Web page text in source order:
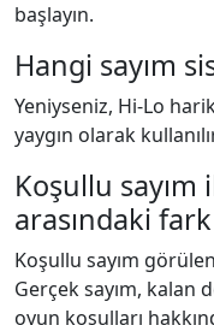
başlayın.
Hangi sayım
Yeniyseniz, Hi-Lo
yaygın olarak
Koşullu sayım
arasındaki
Koşullu sayım
Gerçek sayım, kalan
oyun koşulları